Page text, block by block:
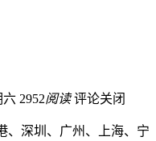
六 2952阅读 评论关闭
、深圳、广州、上海、宁